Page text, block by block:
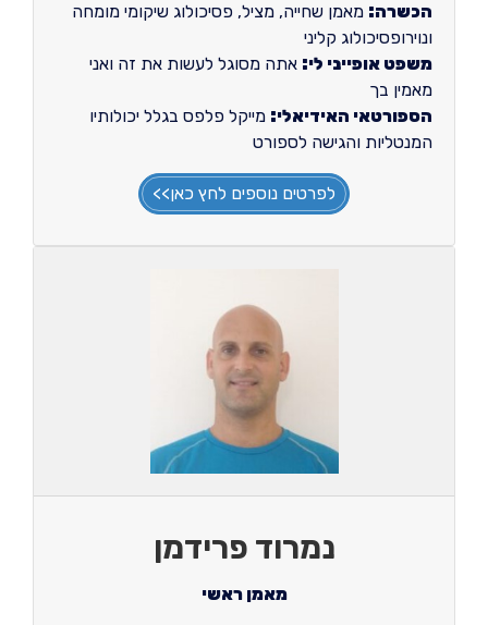
הכשרה: מאמן שחייה, מציל, פסיכולוג שיקומי מומחה
ונוירופסיכולוג קליני
משפט אופייני לי: אתה מסוגל לעשות את זה ואני
מאמין בך
הספורטאי האידיאלי: מייקל פלפס בגלל יכולותיו
המנטליות והגישה לספורט
לפרטים נוספים לחץ כאן>>
נמרוד פרידמן
מאמן ראשי